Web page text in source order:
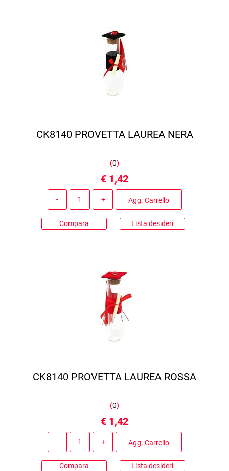
CK8140 PROVETTA LAUREA NERA
(0)
€ 1,42
Agg. Carrello
Compara Lista desideri
CK8140 PROVETTA LAUREA ROSSA
(0)
€ 1,42
Agg. Carrello
Compara Lista desideri